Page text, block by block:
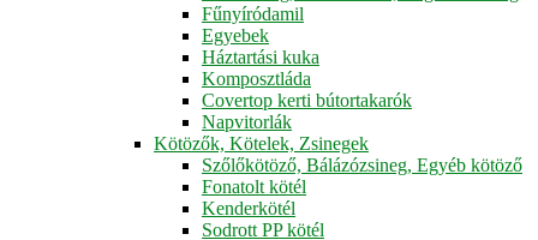
Fűnyíródamil
Egyebek
Háztartási kuka
Komposztláda
Covertop kerti bútortakarók
Napvitorlák
Kötözők, Kötelek, Zsinegek
Szőlőkötöző, Bálázózsineg, Egyéb kötöző
Fonatolt kötél
Kenderkötél
Sodrott PP kötél